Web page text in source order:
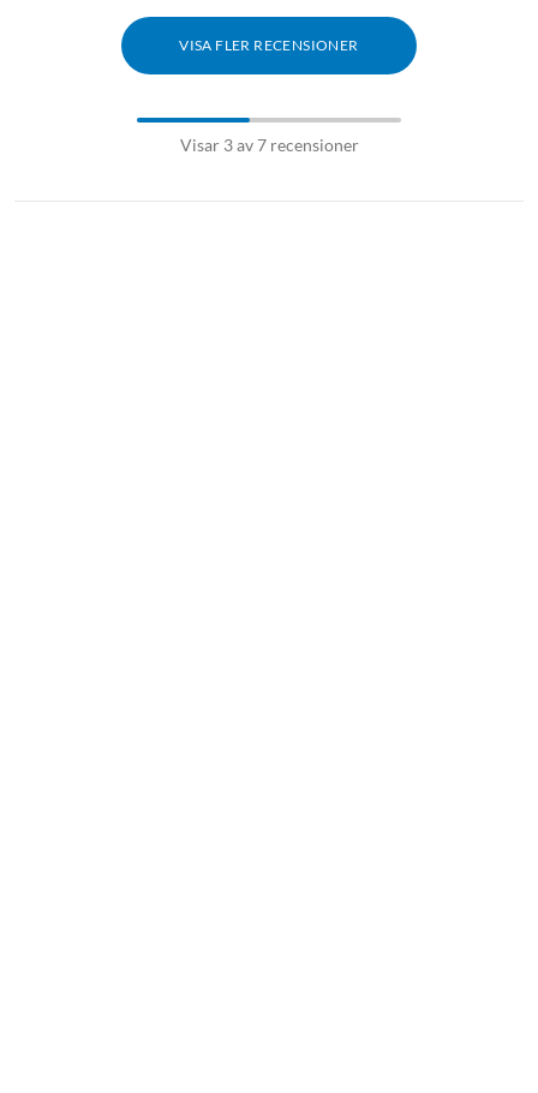
VISA FLER RECENSIONER
Visar 3 av 7 recensioner